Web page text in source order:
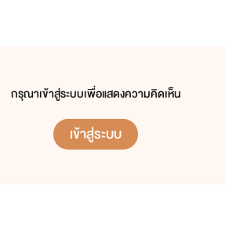
กรุณาเข้าสู่ระบบเพื่อแสดงความคิดเห็น
เข้าสู่ระบบ